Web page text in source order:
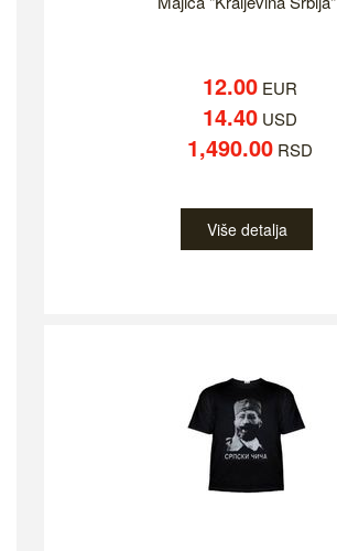
12.00EUR
14.40USD
1,490.00RSD
Više detalja